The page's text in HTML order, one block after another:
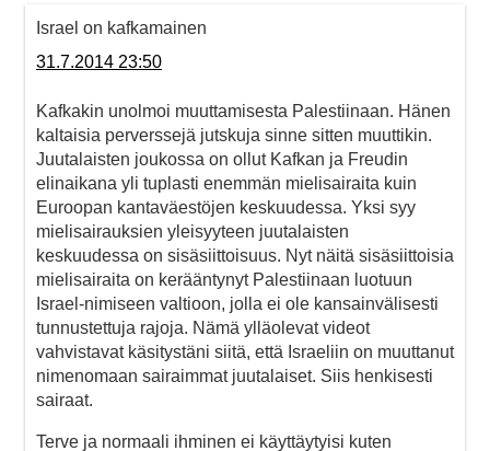
Israel on kafkamainen
31.7.2014 23:50
Kafkakin unolmoi muuttamisesta Palestiinaan. Hänen
kaltaisia perverssejä jutskuja sinne sitten muuttikin.
Juutalaisten joukossa on ollut Kafkan ja Freudin
elinaikana yli tuplasti enemmän mielisairaita kuin
Euroopan kantaväestöjen keskuudessa. Yksi syy
mielisairauksien yleisyyteen juutalaisten
keskuudessa on sisäsiittoisuus. Nyt näitä sisäsiittoisia
mielisairaita on kerääntynyt Palestiinaan luotuun
Israel-nimiseen valtioon, jolla ei ole kansainvälisesti
tunnustettuja rajoja. Nämä ylläolevat videot
vahvistavat käsitystäni siitä, että Israeliin on muuttanut
nimenomaan sairaimmat juutalaiset. Siis henkisesti
sairaat.
Terve ja normaali ihminen ei käyttäytyisi kuten